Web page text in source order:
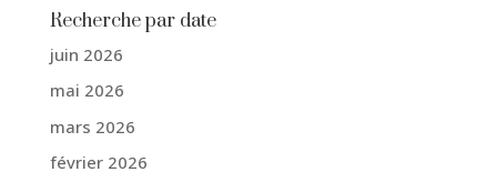
Recherche par date
juin 2026
mai 2026
mars 2026
février 2026